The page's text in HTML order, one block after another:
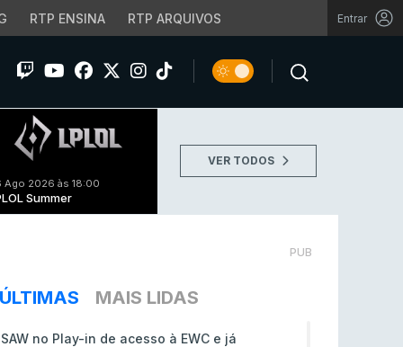
RTP ENSINA RTP ARQUIVOS Entrar
Ago 2026 às 18:00
Summer
VER TODOS
PUB
ÚLTIMAS MAIS LIDAS
SAW no Play-in de acesso à EWC e já